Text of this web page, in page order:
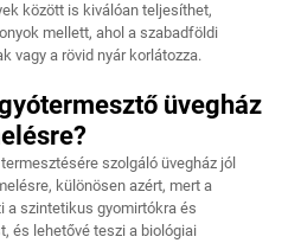
között is kiválóan teljesíthet,
mellett, ahol a szabadföldi
vagy a rövid nyár korlátozza.
üvegház
szolgáló üvegház jól
különösen azért, mert a
a szintetikus gyomirtókra és
és lehetővé teszi a biológiai